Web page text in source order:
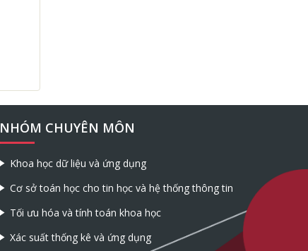
NHÓM CHUYÊN MÔN
Khoa học dữ liệu và ứng dụng
Cơ sở toán học cho tin học và hệ thống thông tin
Tối ưu hóa và tính toán khoa học
Xác suất thống kê và ứng dụng